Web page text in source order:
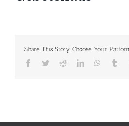
Share This Story, Choose Your
Facebook
TwitterRedditLinkedIn